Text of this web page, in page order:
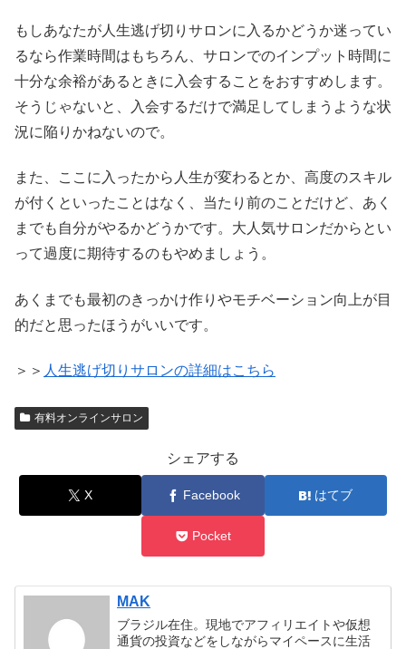
もしあなたが人生逃げ切りサロンに入るかどうか迷ってい
るなら作業時間はもちろん、サロンでのインプット時間に
十分な余裕があるときに入会することをおすすめします。
そうじゃないと、入会するだけで満足してしまうような状
況に陥りかねないので。
また、ここに入ったから人生が変わるとか、高度のスキル
が付くといったことはなく、当たり前のことだけど、あく
までも自分がやるかどうかです。大人気サロンだからとい
って過度に期待するのもやめましょう。
あくまでも最初のきっかけ作りやモチベーション向上が目
的だと思ったほうがいいです。
＞＞ 人生逃げ切りサロンの詳細はこちら
有料オンラインサロン
シェアする
X Facebook はてブ
Pocket
MAK
ブラジル在住。現地でアフィリエイトや仮想
通貨の投資などをしながらマイペースに生活